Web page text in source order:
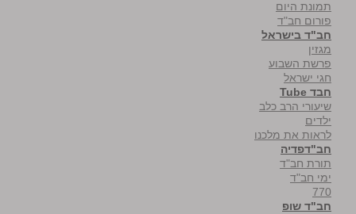
תמונת היום
פורום חב"ד
חב"ד בישראל
מגזין
פרשת השבוע
חגי ישראל
חבד Tube
שיעורי הרב כלב
ילדים
לראות את מלכנו
חב"דפדיה
תורת חב"ד
ימי חב"ד
770
חב"ד שופ